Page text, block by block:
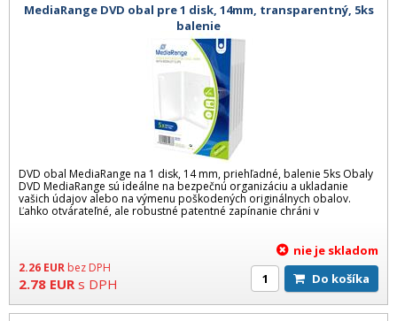
MediaRange DVD obal pre 1 disk, 14mm, transparentný, 5ks
balenie
DVD obal MediaRange na 1 disk, 14 mm, priehľadné, balenie 5ks Obaly
DVD MediaRange sú ideálne na bezpečnú organizáciu a ukladanie
vašich údajov alebo na výmenu poškodených originálnych obalov.
Ľahko otvárateľné, ale robustné patentné zapínanie chráni v
2.26 EUR bez DPH
2.78 EUR s DPH
nie je skladom
Do košíka